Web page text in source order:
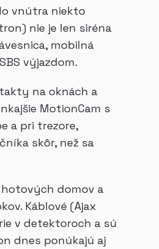
vnútra niekto
nie je len siréna
mobilná
výjazdom.
na oknách a
MotionCam s
a pri trezore,
skôr, než sa
domov a
Káblové (Ajax
v detektoroch a sú
dnes ponúkajú aj